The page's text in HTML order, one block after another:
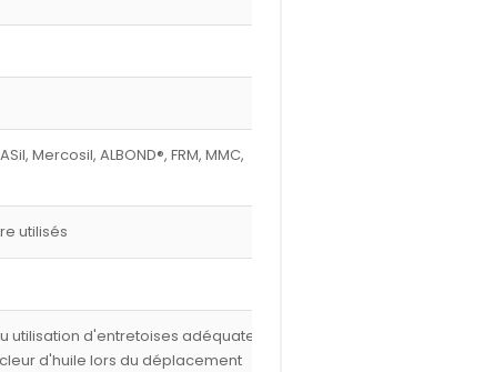
Mercosil, ALBOND®, FRM, MMC,
utilisés
d'entretoises adéquates,
d'huile lors du déplacement